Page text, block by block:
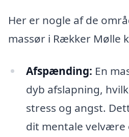
Her er nogle af de
massør i Rækker Mølle
Afspænding: En
dyb afslapning,
stress og angst.
dit mentale velvære